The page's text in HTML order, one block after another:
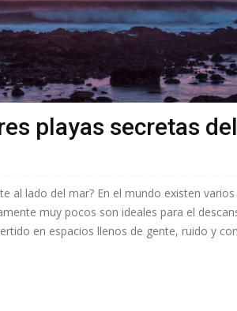
playas secretas
al lado del mar? En el mundo existen
muy pocos son ideales para el
en espacios llenos de gente, ruido y